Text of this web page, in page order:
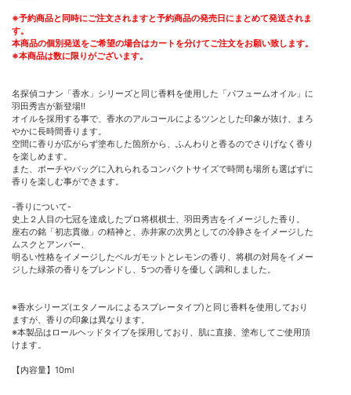
※予約商品と同時にご注文されますと予約商品の発売日にまとめて発送されま
す。
本商品の個別発送をご希望の場合はカートを分けてご注文をお願い致します。
※本商品は数に限りがございます。
名探偵コナン「香水」シリーズと同じ香料を使用した「パフュームオイル」に
羽田秀吉が新登場!!
オイルを採用する事で、香水のアルコールによるツンとした印象が抜け、まろ
やかに長時間香ります。
空間に香りが広がらず塗布した箇所から、ふんわりと香るのでさりげなく香り
を楽しめます。
また、ポーチやバッグに入れられるコンパクトサイズで時間も場所も選ばずに
香りを楽しむ事ができます。
-香りについて-
史上２人目の七冠を達成したプロ将棋棋士、羽田秀吉をイメージした香り。
座右の銘「初志貫徹」の精神と、赤井家の次男としての冷静さをイメージした
ムスクとアンバー、
明るい性格をイメージしたベルガモットとレモンの香り、将棋の対局をイメー
ジした緑茶の香りをブレンドし、5つの香りを優しく調和しました。
※香水シリーズ(エタノールによるスプレータイプ)と同じ香料を使用しており
ますが、香りの印象は異なります。
※本製品はロールヘッドタイプを採用しており、肌に直接、塗布してご使用頂
けます。
【内容量】10ml